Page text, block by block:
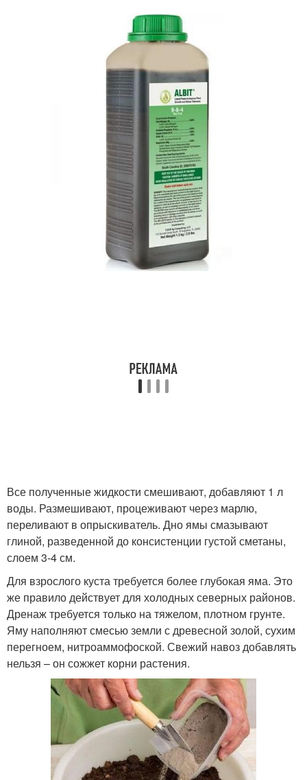
Все полученные жидкости смешивают, добавляют 1 л
воды. Размешивают, процеживают через марлю,
переливают в опрыскиватель. Дно ямы смазывают
глиной, разведенной до консистенции густой сметаны,
слоем 3-4 см.
Для взрослого куста требуется более глубокая яма. Это
же правило действует для холодных северных районов.
Дренаж требуется только на тяжелом, плотном грунте.
Яму наполняют смесью земли с древесной золой, сухим
перегноем, нитроаммофоской. Свежий навоз добавлять
нельзя – он сожжет корни растения.